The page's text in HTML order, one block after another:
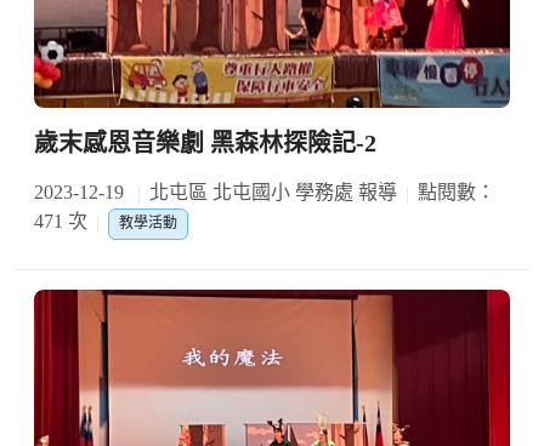
歲末感恩音樂劇 黑森林探險記-2
2023-12-19 北屯區 北屯國小 學務處 報導
點閱數：
471 次
教學活動